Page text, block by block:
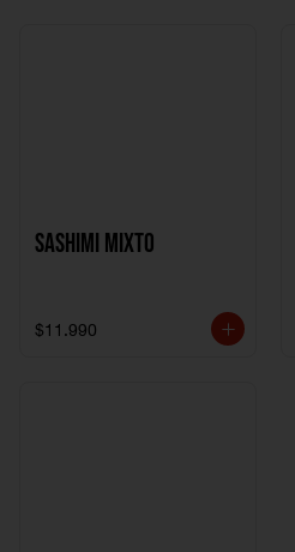
Sashimi Mixto
$11.990